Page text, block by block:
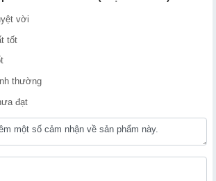
vời
tốt
thường
đạt